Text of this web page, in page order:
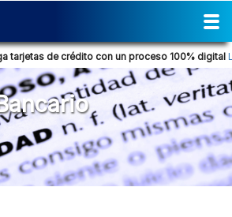
tarjetas de crédito con un proceso 100% digital